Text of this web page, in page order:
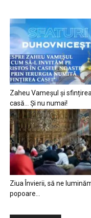
Zaheu Vameșul și
casă… Și nu numai!
Ziua Învierii, să ne
popoare…